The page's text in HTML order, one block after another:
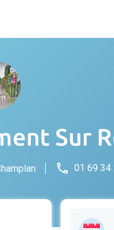
Sur
phone 01 69 34